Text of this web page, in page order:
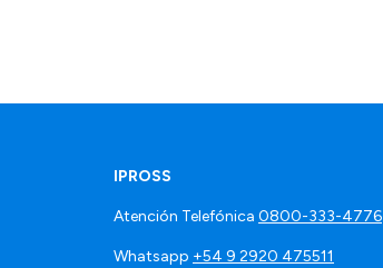
IPROSS
Atención Telefónica 0800-333-4776
Whatsapp +54 9 2920 475511